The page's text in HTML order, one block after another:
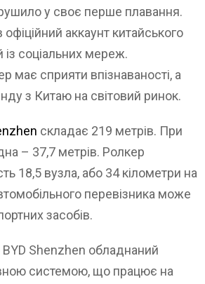
у своє перше плавання.
аккаунт китайського
із соціальних мереж.
має сприяти впізнаваності, а
з Китаю на світовий ринок.
складає 219 метрів. При
– 37,7 метрів. Ролкер
18,5 вузла, або 34 кілометри на
перевізника може
засобів.
Shenzhen обладнаний
системою, що працює на